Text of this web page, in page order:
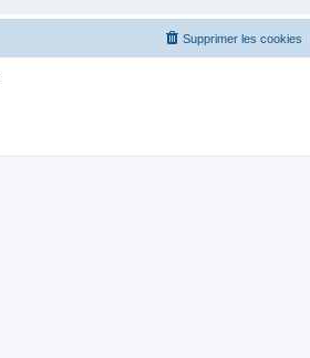
Supprimer les cookies